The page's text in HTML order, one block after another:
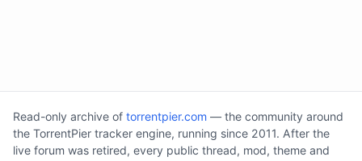
Read-only archive of torrentpier.com — the community around
the TorrentPier tracker engine, running since 2011. After the
live forum was retired, every public thread, mod, theme and